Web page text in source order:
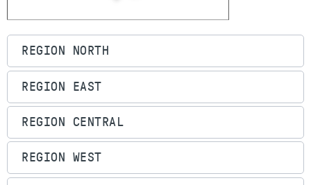
REGION NORTH
REGION EAST
REGION CENTRAL
REGION WEST